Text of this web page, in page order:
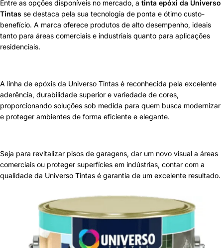
Entre as opções disponíveis no mercado, a tinta epóxi da Universo
Tintas se destaca pela sua tecnologia de ponta e ótimo custo-
benefício. A marca oferece produtos de alto desempenho, ideais
tanto para áreas comerciais e industriais quanto para aplicações
residenciais.
A linha de epóxis da Universo Tintas é reconhecida pela excelente
aderência, durabilidade superior e variedade de cores,
proporcionando soluções sob medida para quem busca modernizar
e proteger ambientes de forma eficiente e elegante.
Seja para revitalizar pisos de garagens, dar um novo visual a áreas
comerciais ou proteger superfícies em indústrias, contar com a
qualidade da Universo Tintas é garantia de um excelente resultado.